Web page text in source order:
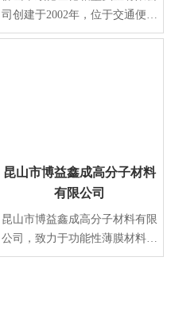
司创建于2002年，位于交通便利
的佛山市顺德区勒流镇勒流港集
昆山市博益鑫成高分子材料
有限公司
昆山市博益鑫成高分子材料有限
公司，致力于功能性薄膜材料及
涂覆技术的研发与生产，是国家